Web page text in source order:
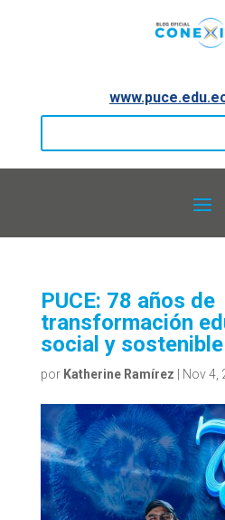
PUCE: 78 años de
transformación
social y sostenible
por Katherine Ramírez Nov 4,